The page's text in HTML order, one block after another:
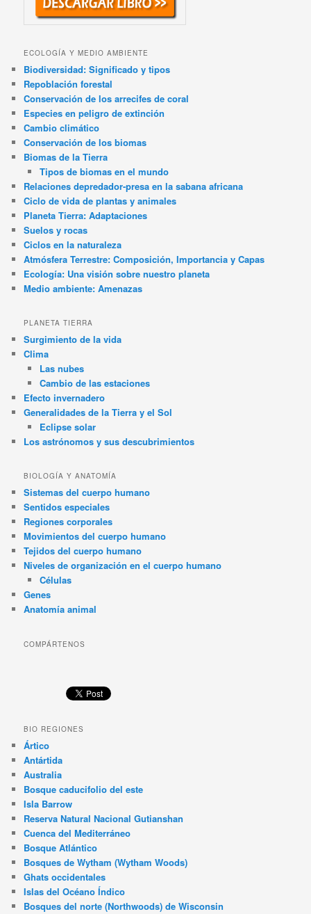
ECOLOGÍA Y MEDIO AMBIENTE
Biodiversidad: Significado y tipos
Repoblación forestal
Conservación de los arrecifes de coral
Especies en peligro de extinción
Cambio climático
Conservación de los biomas
Biomas de la Tierra
Tipos de biomas en el mundo
Relaciones depredador-presa en la sabana africana
Ciclo de vida de plantas y animales
Planeta Tierra: Adaptaciones
Suelos y rocas
Ciclos en la naturaleza
Atmósfera Terrestre: Composición, Importancia y Capas
Ecología: Una visión sobre nuestro planeta
Medio ambiente: Amenazas
PLANETA TIERRA
Surgimiento de la vida
Clima
Las nubes
Cambio de las estaciones
Efecto invernadero
Generalidades de la Tierra y el Sol
Eclipse solar
Los astrónomos y sus descubrimientos
BIOLOGÍA Y ANATOMÍA
Sistemas del cuerpo humano
Sentidos especiales
Regiones corporales
Movimientos del cuerpo humano
Tejidos del cuerpo humano
Niveles de organización en el cuerpo humano
Células
Genes
Anatomía animal
COMPÁRTENOS
BIO REGIONES
Ártico
Antártida
Australia
Bosque caducifolio del este
Isla Barrow
Reserva Natural Nacional Gutianshan
Cuenca del Mediterráneo
Bosque Atlántico
Bosques de Wytham (Wytham Woods)
Ghats occidentales
Islas del Océano Índico
Bosques del norte (Northwoods) de Wisconsin